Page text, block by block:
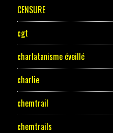
CENSURE
cgt
charlatanisme éveillé
charlie
chemtrail
chemtrails